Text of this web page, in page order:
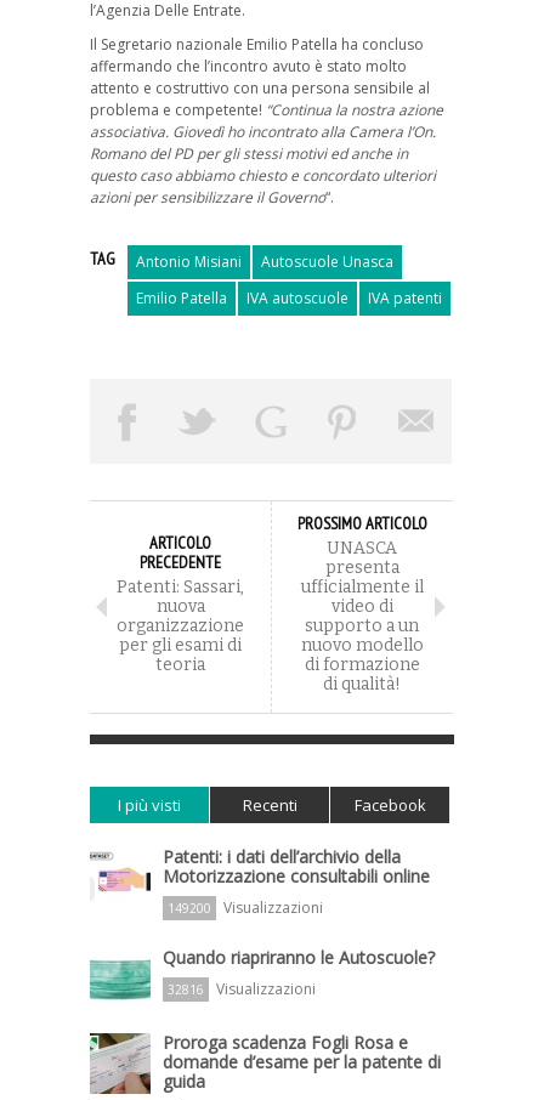
l’Agenzia Delle Entrate.
Il Segretario nazionale Emilio Patella ha concluso
affermando che l’incontro avuto è stato molto
attento e costruttivo con una persona sensibile al
problema e competente! “Continua la nostra azione
associativa. Giovedì ho incontrato alla Camera l’On.
Romano del PD per gli stessi motivi ed anche in
questo caso abbiamo chiesto e concordato ulteriori
azioni per sensibilizzare il Governo“.
TAG Antonio Misiani
Autoscuole Unasca
Emilio Patella
IVA autoscuole IVA patenti
ARTICOLO
PRECEDENTE
Patenti: Sassari,
nuova
organizzazione
per gli esami di
teoria
PROSSIMO ARTICOLO
UNASCA
presenta
ufficialmente il
video di
supporto a un
nuovo modello
di formazione
di qualità!
I più visti Recenti Facebook
Patenti: i dati dell’archivio della
Motorizzazione consultabili online
149200 Visualizzazioni
Quando riapriranno le Autoscuole?
32816 Visualizzazioni
Proroga scadenza Fogli Rosa e
domande d’esame per la patente di
guida